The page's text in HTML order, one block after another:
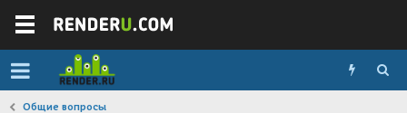
Общие вопросы